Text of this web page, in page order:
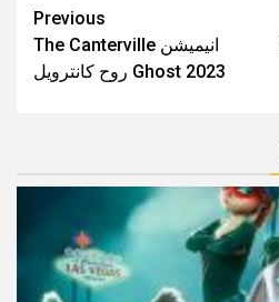
Previous
انیمیشن The Canterville
Ghost 2023 روح کانترویل